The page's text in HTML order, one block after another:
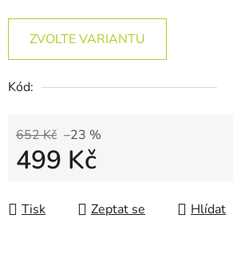
ZVOLTE VARIANTU
Kód:
652 Kč –23 %
499 Kč
Tisk
Zeptat se Hlídat